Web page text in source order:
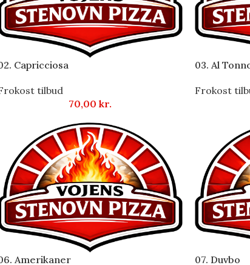
Capricciosa
tilbud
70,00 kr.
03. Al
Frokost
Amerikaner 07. Duvbo